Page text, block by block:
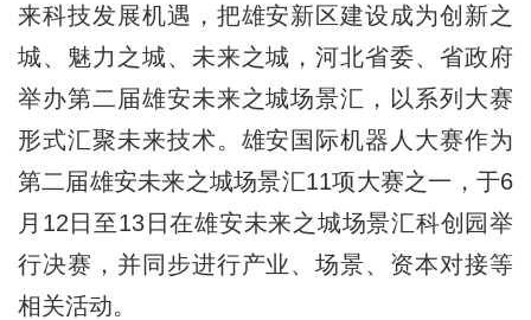
来科技发展机遇，把雄安新区建设成为创新之
城、魅力之城、未来之城，河北省委、省政府
举办第二届雄安未来之城场景汇，以系列大赛
形式汇聚未来技术。雄安国际机器人大赛作为
第二届雄安未来之城场景汇11项大赛之一，于6
月12日至13日在雄安未来之城场景汇科创园举
行决赛，并同步进行产业、场景、资本对接等
相关活动。